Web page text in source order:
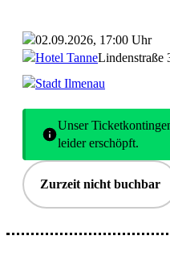
02.09.2026, 17:00 Uhr
Hotel TanneLindenstraße
Stadt Ilmenau
Unser
leider erschöpft.
Zurzeit nicht buchbar